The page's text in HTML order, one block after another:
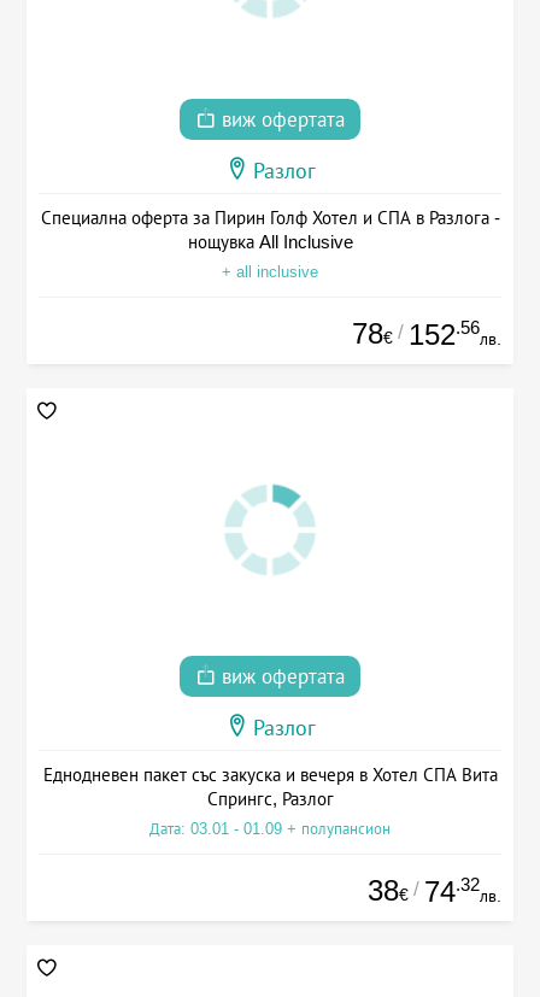
виж офертата
Разлог
Специална оферта за Пирин Голф Хотел и СПА в Разлога -
нощувка All Inclusive
+ all inclusive
78€ / 152.56
лв.
виж офертата
Разлог
Еднодневен пакет със закуска и вечеря в Хотел СПА Вита
Спрингс, Разлог
Дата: 03.01 - 01.09 + полупансион
38€ / 74.32
лв.